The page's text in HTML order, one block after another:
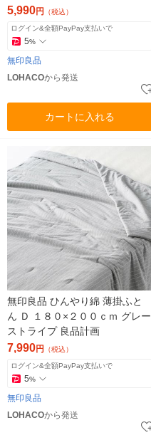
5,990円 （税込）
ログイン&全額PayPay支払いで
5%
無印良品
LOHACOから発送
カートに入れる
無印良品 ひんやり綿 薄掛ふと
ん Ｄ １８０×２００ｃｍ グレー
ストライプ 良品計画
7,990円 （税込）
ログイン&全額PayPay支払いで
5%
無印良品
LOHACOから発送